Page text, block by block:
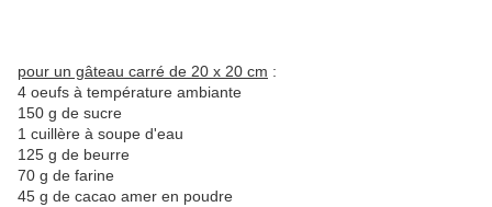
pour un gâteau carré de 20 x 20 cm :
4 oeufs à température ambiante
150 g de sucre
1 cuillère à soupe d'eau
125 g de beurre
70 g de farine
45 g de cacao amer en poudre